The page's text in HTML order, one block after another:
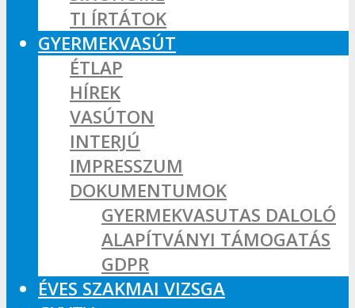
TI ÍRTÁTOK
GYERMEKVASÚT
ÉTLAP
HÍREK
VASÚTON
INTERJÚ
IMPRESSZUM
DOKUMENTUMOK
GYERMEKVASUTAS DALOLÓ
ALAPÍTVÁNYI TÁMOGATÁS
GDPR
ÉVES SZAKMAI VIZSGA